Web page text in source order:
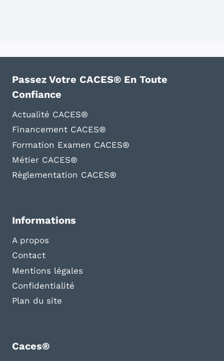
Passez Votre CACES® En Toute
Confiance
Actualité CACES®
Financement CACES®
Formation Examen CACES®
Métier CACES®
Règlementation CACES®
Informations
A propos
Contact
Mentions légales
Confidentialité
Plan du site
Caces®